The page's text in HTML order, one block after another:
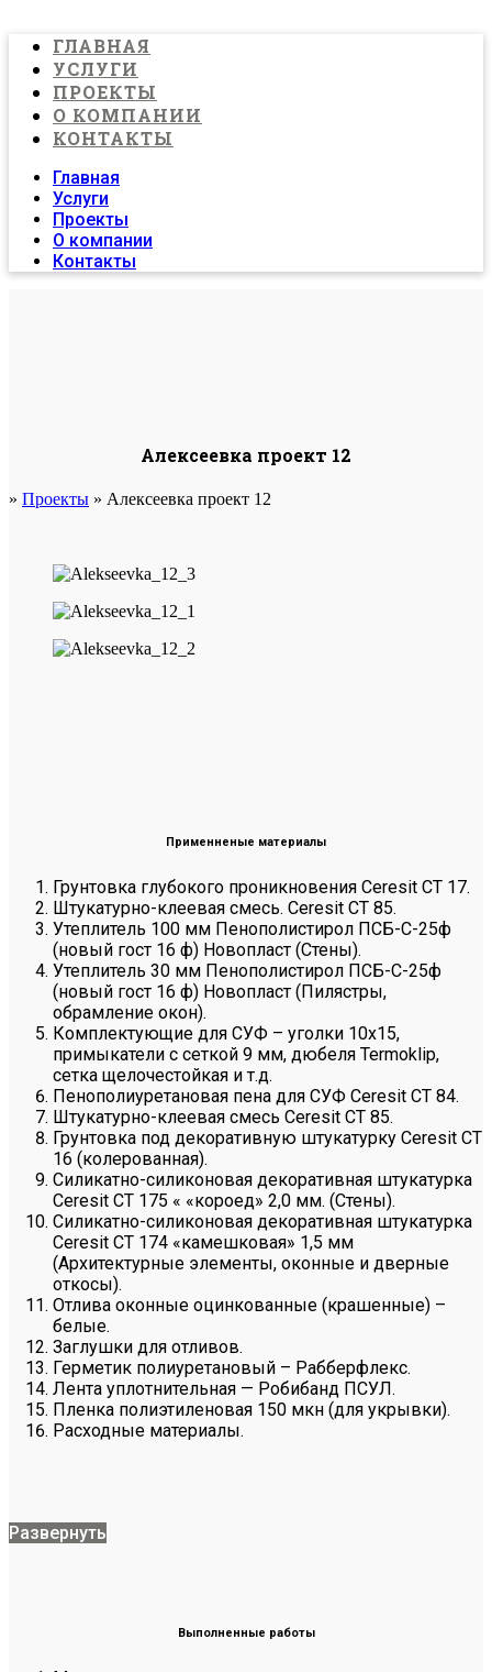
ГЛАВНАЯ
УСЛУГИ
ПРОЕКТЫ
О КОМПАНИИ
КОНТАКТЫ
Главная
Услуги
Проекты
О компании
Контакты
Алексеевка проект 12
» Проекты » Алексеевка проект 12
Применненые материалы
Грунтовка глубокого проникновения Сeresit CT 17.
Штукатурно-клеевая смесь. Ceresit CT 85.
Утеплитель 100 мм Пенополистирол ПСБ-С-25ф
(новый гост 16 ф) Новопласт (Стены).
Утеплитель 30 мм Пенополистирол ПСБ-С-25ф
(новый гост 16 ф) Новопласт (Пилястры,
обрамление окон).
Комплектующие для СУФ – уголки 10х15,
примыкатели с сеткой 9 мм, дюбеля Termoklip,
сетка щелочестойкая и т.д.
Пенополиуретановая пена для СУФ Ceresit CT 84.
Штукатурно-клеевая смесь Ceresit CT 85.
Грунтовка под декоративную штукатурку Ceresit CT
16 (колерованная).
Силикатно-силиконовая декоративная штукатурка
Ceresit CT 175 « «короед» 2,0 мм. (Стены).
Силикатно-силиконовая декоративная штукатурка
Ceresit CT 174 «камешковая» 1,5 мм
(Архитектурные элементы, оконные и дверные
откосы).
Отлива оконные оцинкованные (крашенные) –
белые.
Заглушки для отливов.
Герметик полиуретановый – Рабберфлекс.
Лента уплотнительная — Робибанд ПСУЛ.
Пленка полиэтиленовая 150 мкн (для укрывки).
Расходные материалы.
Развернуть
Выполненные работы